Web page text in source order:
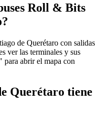
Roll & Bits
de Querétaro con salidas
ver las terminales y sus
abrir el mapa con
Querétaro tiene